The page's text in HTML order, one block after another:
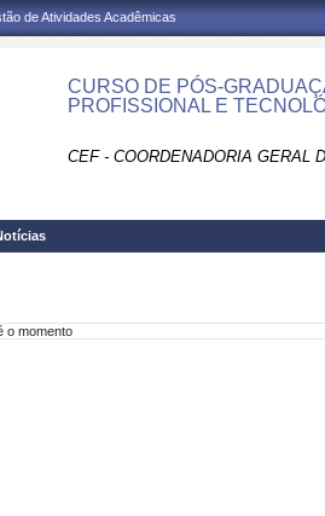
de Atividades Acadêmicas
CURSO DE PÓS-
PROFISSIONAL E
CEF - COORDENADORIA GERAL
o momento